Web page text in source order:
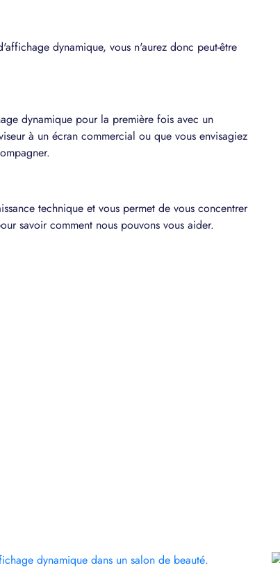
dynamique, vous n'aurez donc peut-être
dynamique pour la première fois avec un
à un écran commercial ou que vous envisagiez
technique et vous permet de vous concentrer
savoir comment nous pouvons vous aider.